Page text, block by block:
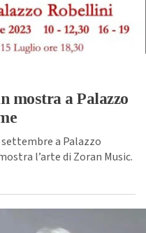
mostra a Palazzo
settembre a Palazzo
l’arte di Zoran Music.